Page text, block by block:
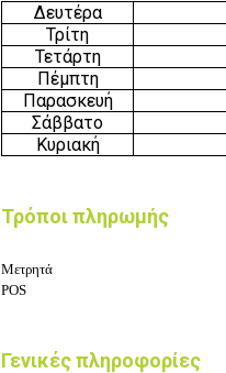
Δευτέρα
Τρίτη
Τετάρτη
Πέμπτη
Παρασκευή
Σάββατο
Κυριακή
Τρόποι πληρωμής
Μετρητά
POS
Γενικές πληροφορίες